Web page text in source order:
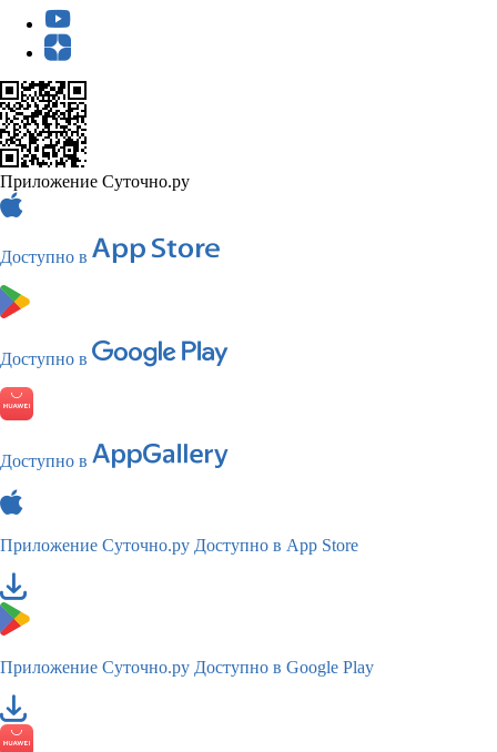
Приложение Суточно.ру
Доступно в
Доступно в
Доступно в
Приложение Суточно.ру Доступно в App Store
Приложение Суточно.ру Доступно в Google Play